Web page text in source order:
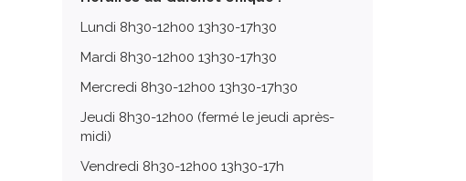
Lundi 8h30-12h00 13h30-17h30
Mardi 8h30-12h00 13h30-17h30
Mercredi 8h30-12h00 13h30-17h30
Jeudi 8h30-12h00 (fermé le jeudi après-
midi)
Vendredi 8h30-12h00 13h30-17h